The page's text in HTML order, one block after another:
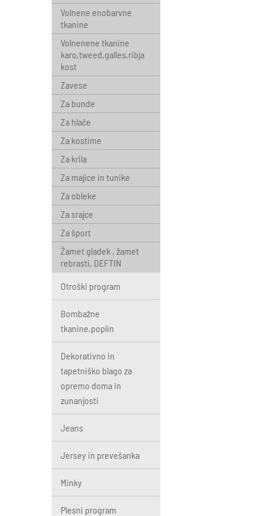
Volnene enobarvne
tkanine
Volnenene tkanine
karo,tweed,galles,ribja
kost
Zavese
Za bunde
Za hlače
Za kostime
Za krila
Za majice in tunike
Za obleke
Za srajce
Za šport
Žamet gladek , žamet
rebrasti, DEFTIN
Otroški program
Bombažne
tkanine,poplin
Dekorativno in
tapetniško blago za
opremo doma in
zunanjosti
Jeans
Jersey in prevešanka
Minky
Plesni program